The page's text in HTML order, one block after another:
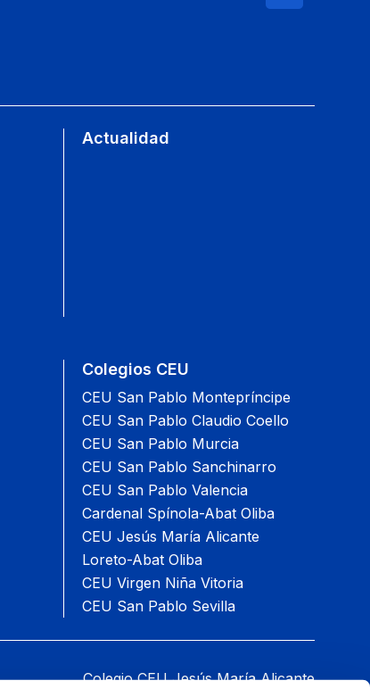
Actualidad
Colegios CEU
CEU San Pablo Montepríncipe
CEU San Pablo Claudio Coello
CEU San Pablo Murcia
CEU San Pablo Sanchinarro
CEU San Pablo Valencia
Cardenal Spínola-Abat Oliba
CEU Jesús María Alicante
Loreto-Abat Oliba
CEU Virgen Niña Vitoria
CEU San Pablo Sevilla
Colegio CEU Jesús María Alicante